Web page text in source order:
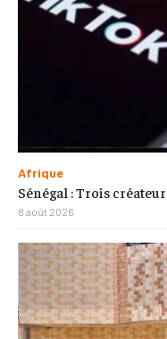
Afrique
Sénégal : Trois
8 août 2026